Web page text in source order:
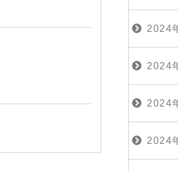
2024
2024
2024
2024